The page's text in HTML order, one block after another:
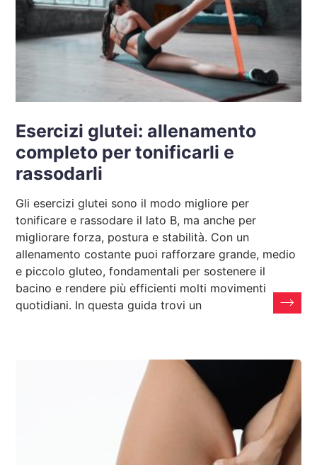
Esercizi glutei: allenamento
completo per tonificarli e
rassodarli
Gli esercizi glutei sono il modo migliore per
tonificare e rassodare il lato B, ma anche per
migliorare forza, postura e stabilità. Con un
allenamento costante puoi rafforzare grande, medio
e piccolo gluteo, fondamentali per sostenere il
bacino e rendere più efficienti molti movimenti
quotidiani. In questa guida trovi un